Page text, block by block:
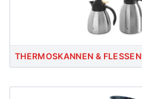
THERMOSKANNEN & FLESSEN